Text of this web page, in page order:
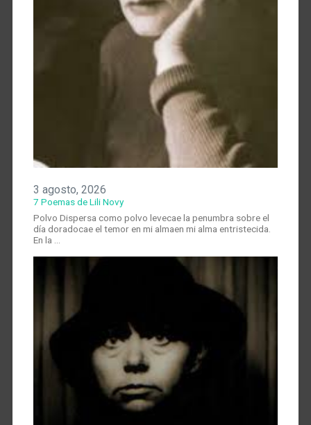
3 agosto, 2026
7 Poemas de Lili Novy
Polvo Dispersa como polvo levecae la penumbra sobre el
día doradocae el temor en mi almaen mi alma entristecida.
En la …